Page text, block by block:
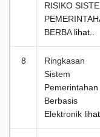
RISIKO
BERBAlihat..
8
Ringkasan
Sistem
Pemerintahan
Berbasis
Elektronik lihat..